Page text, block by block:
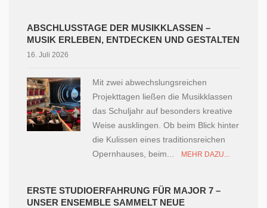
ABSCHLUSSTAGE DER MUSIKKLASSEN –
MUSIK ERLEBEN, ENTDECKEN UND GESTALTEN
16. Juli 2026
Mit zwei abwechslungsreichen
Projekttagen ließen die Musikklassen
das Schuljahr auf besonders kreative
Weise ausklingen. Ob beim Blick hinter
die Kulissen eines traditionsreichen
Opernhauses, beim...
MEHR DAZU...
ERSTE STUDIOERFAHRUNG FÜR MAJOR 7 –
UNSER ENSEMBLE SAMMELT NEUE